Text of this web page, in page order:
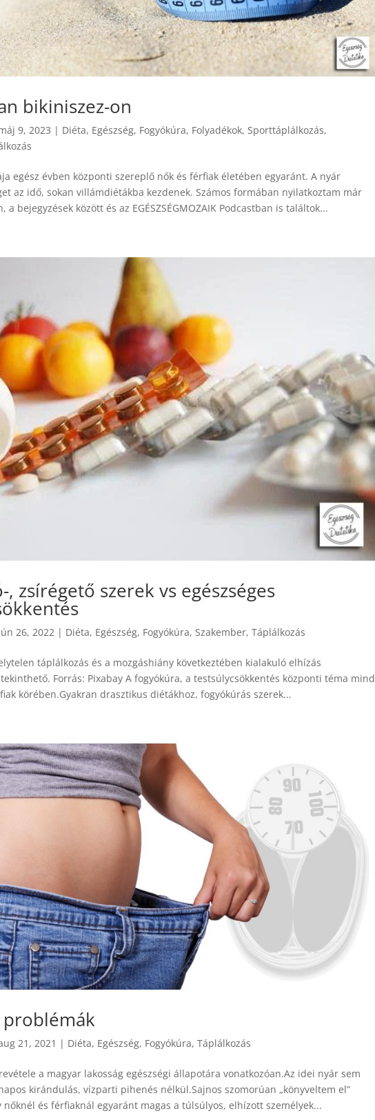
bikiniszez-on
9, 2023 | Diéta, Egészség, Fogyókúra, Folyadékok,Sporttáplálkozás,
egész évben központi szereplő nők és férfiak életében egyaránt. A nyár
az idő, sokan villámdiétákba kezdenek. Számos formában nyilatkoztam már
a bejegyzések között és az EGÉSZSÉGMOZAIK Podcastban is találtok...
, zsírégető szerek vs egészséges
26, 2022 | Diéta, Egészség, Fogyókúra,Szakember,Táplálkozás
táplálkozás és a mozgáshiány következtében kialakuló elhízás
Forrás: Pixabay A fogyókúra, a testsúlycsökkentés központi téma mind
körében.Gyakran drasztikus diétákhoz, fogyókúrás szerek...
problémák
21, 2021 | Diéta, Egészség, Fogyókúra,Táplálkozás
a magyar lakosság egészségi állapotára vonatkozóan.Az idei nyár sem
kirándulás, vízparti pihenés nélkül.Sajnos szomorúan „könyveltem el”
nőknél és férfiaknál egyaránt magas a túlsúlyos, elhízott személyek...